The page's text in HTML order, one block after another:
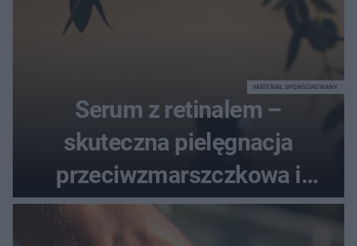
Serum z retinalem –
skuteczna pielęgnacja
przeciwzmarszczkowa i
regenerująca
MATERIAŁ SPONSOROWANY